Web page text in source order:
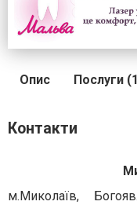
Опис Послуги
Контакти
м.Миколаїв,